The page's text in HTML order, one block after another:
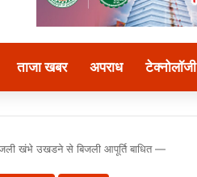
No.1 News Channel
ताजा खबर अपराध टेक्नोलॉजी
खंभे उखडने से बिजली आपूर्ति बाधित —